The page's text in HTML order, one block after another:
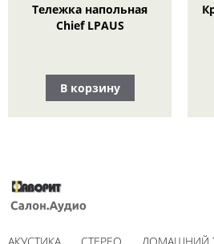
Тележка напольная
Chief LPAUS
В корзину